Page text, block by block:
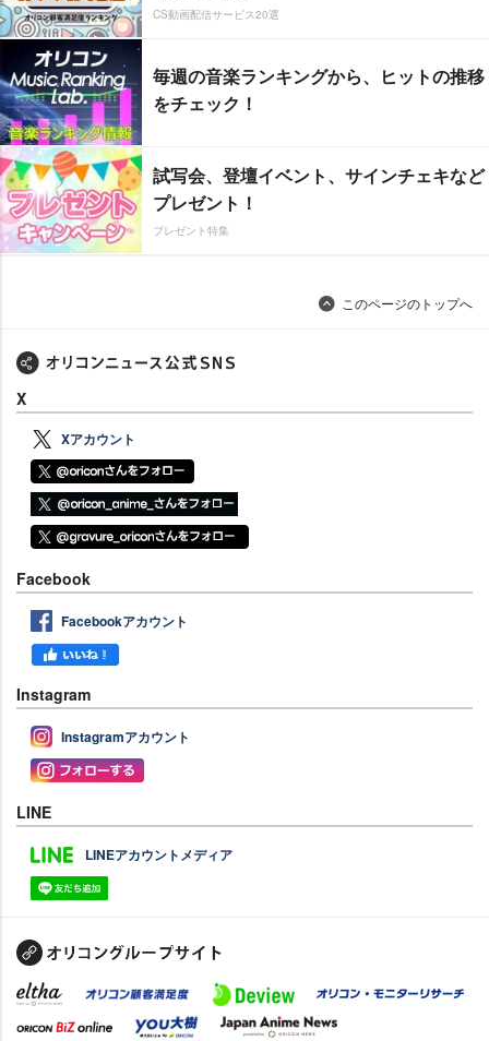
CS動画配信サービス20選
毎週の音楽ランキングから、ヒットの推移
をチェック！
試写会、登壇イベント、サインチェキなど
プレゼント！
プレゼント特集
このページのトップへ
X
Xアカウント
Facebook
Facebookアカウント
Instagram
Instagramアカウント
LINE
LINEアカウントメディア